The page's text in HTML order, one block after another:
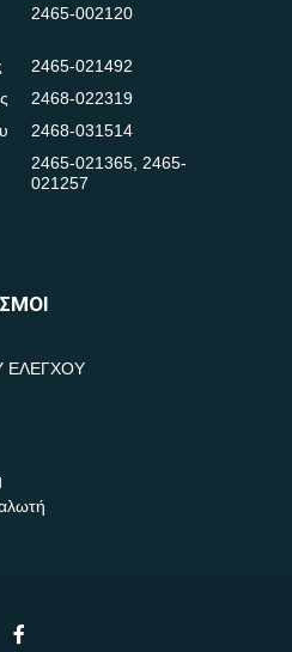
2465-002120
2465-021492
2468-022319
2468-031514
2465-021365, 2465-
021257
ΕΛΕΓΧΟΥ